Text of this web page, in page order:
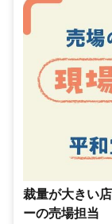
裁量が大きい
ーの売場担当